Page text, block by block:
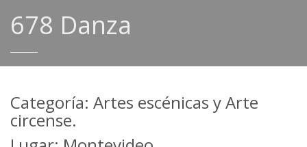
678 Danza
Categoría: Artes escénicas y Arte
circense.